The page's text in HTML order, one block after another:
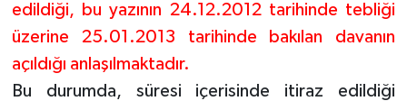
edildiği, bu yazının 24.12.2012 tarihinde tebliği
üzerine 25.01.2013 tarihinde bakılan davanın
açıldığı anlaşılmaktadır.
Bu durumda, süresi içerisinde itiraz edildiği